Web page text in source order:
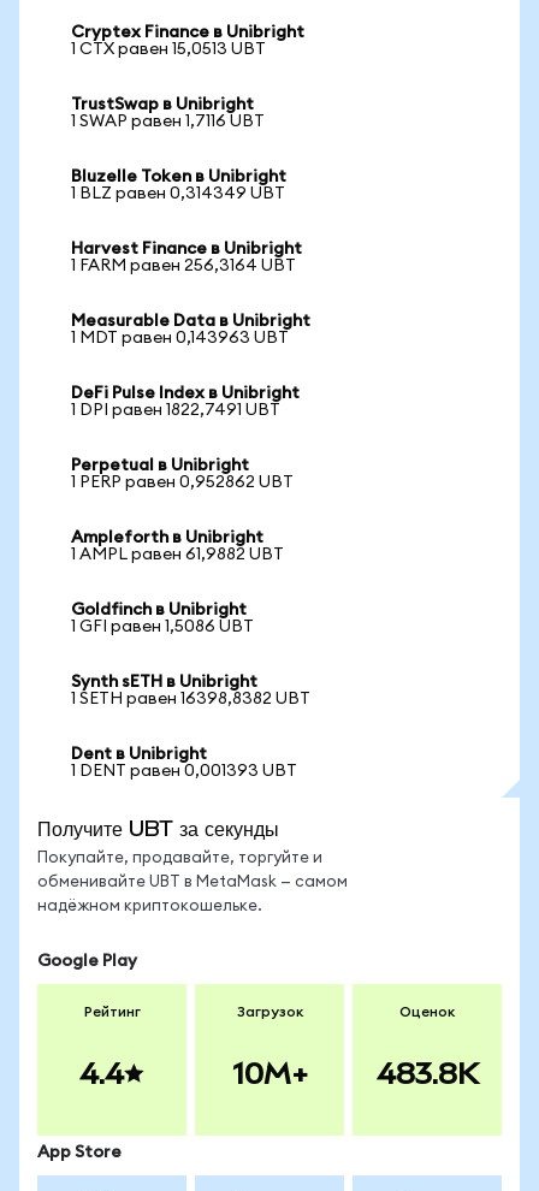
Cryptex Finance в Unibright
1 CTX равен 15,0513 UBT
TrustSwap в Unibright
1 SWAP равен 1,7116 UBT
Bluzelle Token в Unibright
1 BLZ равен 0,314349 UBT
Harvest Finance в Unibright
1 FARM равен 256,3164 UBT
Measurable Data в Unibright
1 MDT равен 0,143963 UBT
DeFi Pulse Index в Unibright
1 DPI равен 1822,7491 UBT
Perpetual в Unibright
1 PERP равен 0,952862 UBT
Ampleforth в Unibright
1 AMPL равен 61,9882 UBT
Goldfinch в Unibright
1 GFI равен 1,5086 UBT
Synth sETH в Unibright
1 SETH равен 16398,8382 UBT
Dent в Unibright
1 DENT равен 0,001393 UBT
Получите UBT за секунды
Покупайте, продавайте, торгуйте и
обменивайте UBT в MetaMask — самом
надёжном криптокошельке.
Google Play
Рейтинг
4.4
Загрузок
10M+
Оценок
483.8K
App Store